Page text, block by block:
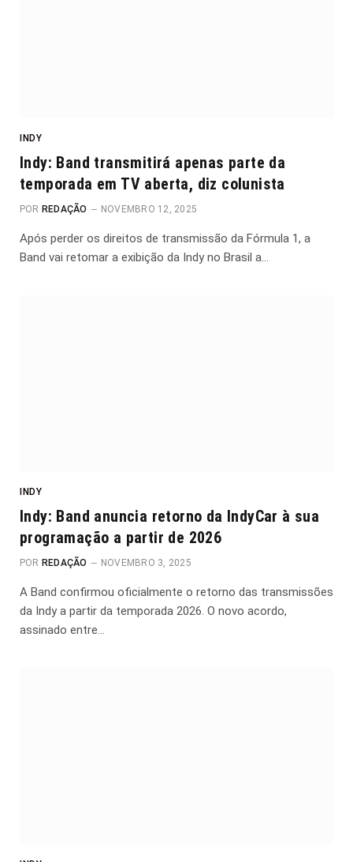
INDY
Indy: Band transmitirá apenas parte da
temporada em TV aberta, diz colunista
POR REDAÇÃO NOVEMBRO 12, 2025
Após perder os direitos de transmissão da Fórmula 1, a
Band vai retomar a exibição da Indy no Brasil a…
INDY
Indy: Band anuncia retorno da IndyCar à sua
programação a partir de 2026
POR REDAÇÃO NOVEMBRO 3, 2025
A Band confirmou oficialmente o retorno das transmissões
da Indy a partir da temporada 2026. O novo acordo,
assinado entre…